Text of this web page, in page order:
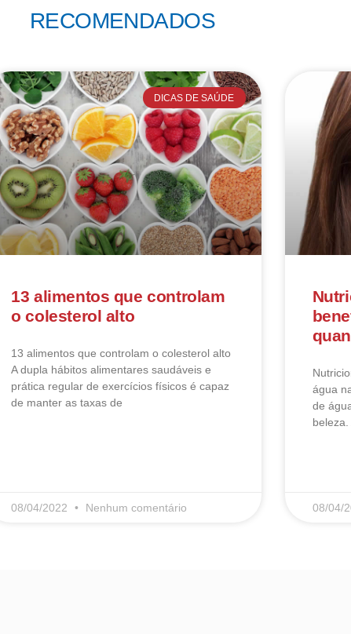
RECOMENDADOS
DICAS DE SAÚDE
13 alimentos que controlam
o colesterol alto
13 alimentos que controlam o colesterol alto​
A dupla hábitos alimentares saudáveis e
prática regular de exercícios físicos é capaz
de manter as taxas de
08/04/2022 Nenhum comentário
água
de
beleza.
08/04/